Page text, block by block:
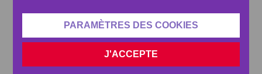
PARAMÈTRES DES COOKIES
J'ACCEPTE
projets d'aide humanitaire à travers le monde entier, tout en
d'année en année. Le waqf vous assure ainsi des